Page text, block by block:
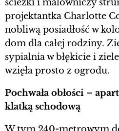
ścieżki i malowniczy
projektantka Charlotte
nobliwą posiadłość w
dom dla całej rodziny.
sypialnia w błękicie i
wzięła prosto z ogrodu.
Pochwała obłości –
klatką schodową